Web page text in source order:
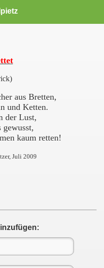
aus Bretten,
und Ketten.
der Lust,
gewusst,
kaum retten!
Juli 2009